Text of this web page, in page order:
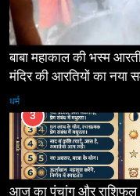
बाबा महाकाल की भस्म
मंदिर की आरतियों का नया
धर्म
3
आज का पंचांग और राशिफल